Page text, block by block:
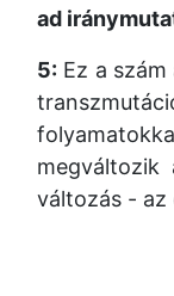
ad
5: Ez a szám
megváltozik
változás - az